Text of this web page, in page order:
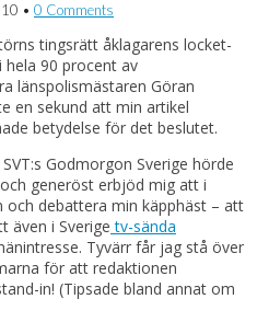
• 0 Comments
tingsrätt åklagarens locket-
i hela 90 procent av
länspolismästaren Göran
en sekund att min artikel
betydelse för det beslutet.
Godmorgon Sverige hörde
generöst erbjöd mig att i
debattera min käpphäst – att
även i Sverige tv-sända
Tyvärr får jag stå över
för att redaktionen
in! (Tipsade bland annat om